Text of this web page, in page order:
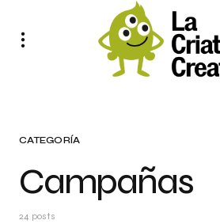
CATEGORÍA
Campañas
24 posts